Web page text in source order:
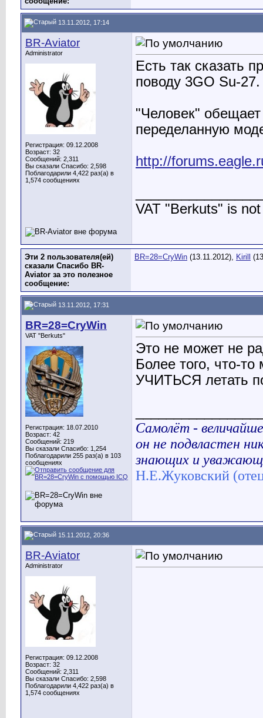
13.11.2012, 17:14
BR-Aviator
Administrator
Регистрация: 09.12.2008
Возраст: 32
Сообщений: 2,311
Вы сказали Спасибо: 2,598
Поблагодарили 4,422 раз(а) в
1,574 сообщениях
Есть так сказать
поводу 3GO Su-27.
"Человек"
переделанную
http://
VAT "Berkuts" is
Эти 2 пользователя(ей)
сказали Спасибо BR-
Aviator за это полезное
сообщение:
BR=28=CryWin (13.11.2012), Kirill
13.11.2012, 17:31
BR=28=CryWin
VAT "Berkuts"
Регистрация: 18.07.2010
Возраст: 42
Сообщений: 219
Вы сказали Спасибо: 1,254
Поблагодарили 255 раз(а) в 103
сообщениях
Это не может не
Более того, что-
УЧИТЬСЯ летать
Самолёт -
он не подвластен
знающих и
Н.Е.Жуковский
15.11.2012, 20:36
BR-Aviator
Administrator
Регистрация: 09.12.2008
Возраст: 32
Сообщений: 2,311
Вы сказали Спасибо: 2,598
Поблагодарили 4,422 раз(а) в
1,574 сообщениях